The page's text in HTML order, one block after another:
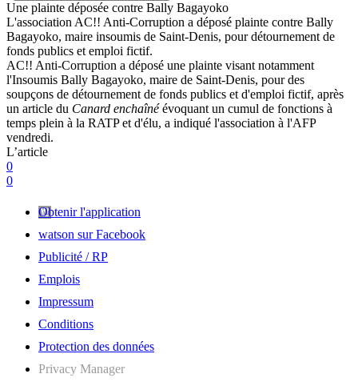
Une plainte déposée contre Bally Bagayoko
L'association AC!! Anti-Corruption a déposé plainte contre Bally
Bagayoko, maire insoumis de Saint-Denis, pour détournement de
fonds publics et emploi fictif.
AC!! Anti-Corruption a déposé une plainte visant notamment
l'Insoumis Bally Bagayoko, maire de Saint-Denis, pour des
soupçons de détournement de fonds publics et d'emploi fictif, après
un article du Canard enchaînéévoquant un cumul de fonctions à
temps plein à la RATP et d'élu, a indiqué l'association à l'AFP
vendredi.
L’article
0
0
Obtenir l'application
watson sur Facebook
Publicité / RP
Emplois
Impressum
Conditions
Protection des données
Privacy Manager